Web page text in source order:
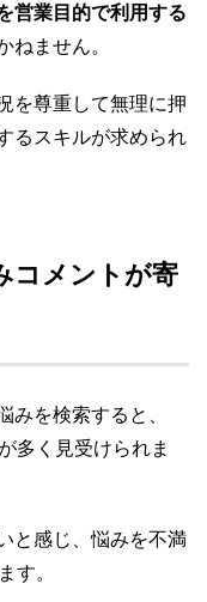
営業目的で利用する
ねません。
を尊重して無理に押
るスキルが求められ
コメントが寄
みを検索すると、
多く見受けられま
と感じ、悩みを不満
す。